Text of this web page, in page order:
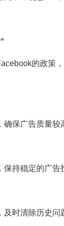
的政策
保广告质量较
持稳定的广告
时清除历史问